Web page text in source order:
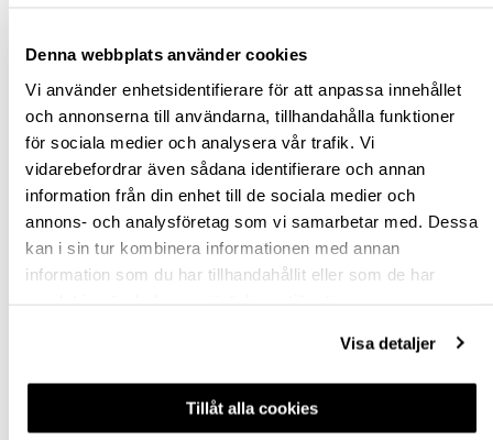
Denna webbplats använder cookies
Vi använder enhetsidentifierare för att anpassa innehållet
och annonserna till användarna, tillhandahålla funktioner
för sociala medier och analysera vår trafik. Vi
vidarebefordrar även sådana identifierare och annan
information från din enhet till de sociala medier och
annons- och analysföretag som vi samarbetar med. Dessa
kan i sin tur kombinera informationen med annan
information som du har tillhandahållit eller som de har
Visa detaljer
Tillåt alla cookies
Rensa val
st
VÄLJ VARIANT
Snabba leveranser